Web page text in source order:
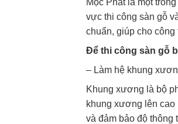
Mộc Phát là một
vực thi công sàn gỗ
chuẩn, giúp cho
Để thi công sàn gỗ
– Làm hệ khung
Khung xương là bộ
khung xương lên
và đảm bảo độ thông